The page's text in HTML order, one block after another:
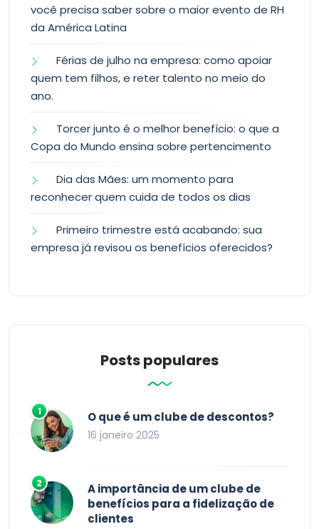
você precisa saber sobre o maior evento de RH
da América Latina
Férias de julho na empresa: como apoiar
quem tem filhos, e reter talento no meio do
ano.
Torcer junto é o melhor benefício: o que a
Copa do Mundo ensina sobre pertencimento
Dia das Mães: um momento para
reconhecer quem cuida de todos os dias
Primeiro trimestre está acabando: sua
empresa já revisou os benefícios oferecidos?
Posts populares
O que é um clube de descontos?
16 janeiro 2025
A importância de um clube de
benefícios para a fidelização de
clientes